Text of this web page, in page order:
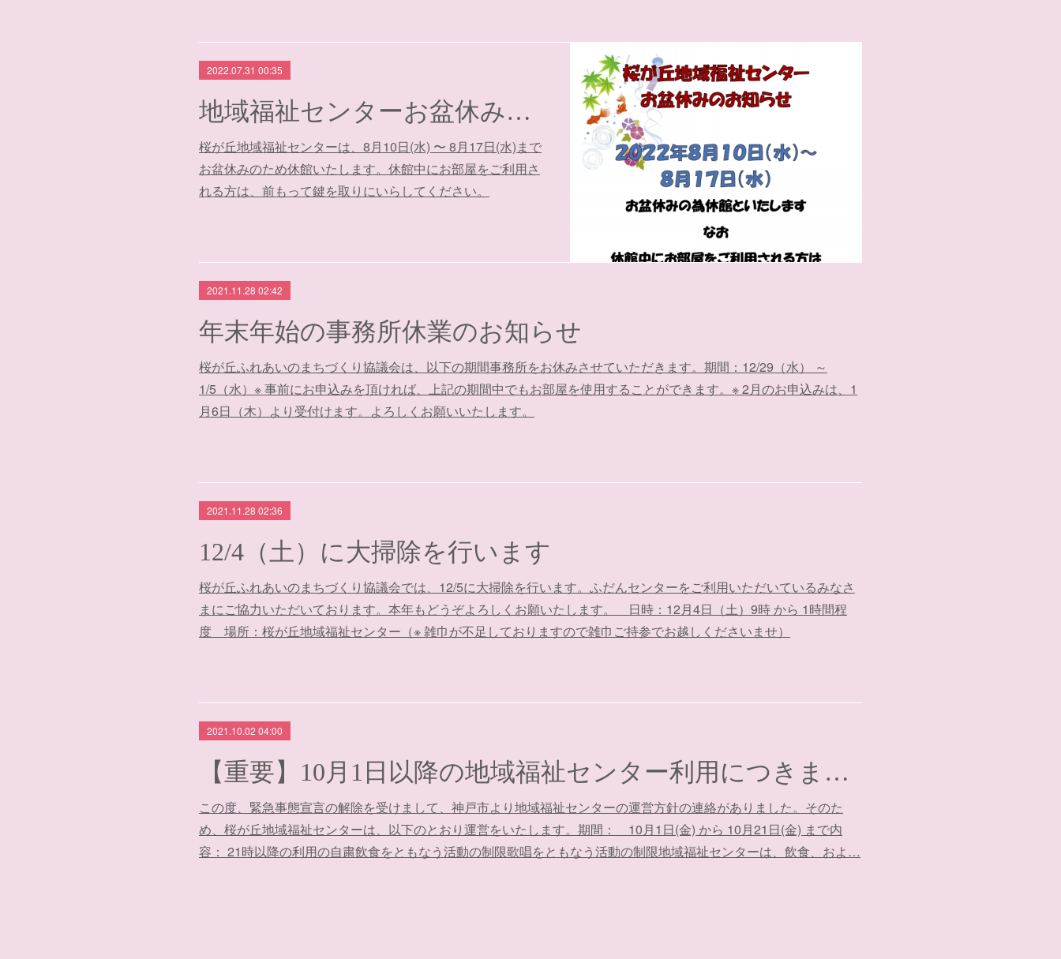
2022.07.31 00:35
地域福祉センターお盆休みのお知らせ
桜が丘地域福祉センターは、8月10日(水) 〜 8月17日(水)まで
お盆休みのため休館いたします。休館中にお部屋をご利用さ
れる方は、前もって鍵を取りにいらしてください。
2021.11.28 02:42
年末年始の事務所休業のお知らせ
桜が丘ふれあいのまちづくり協議会は、以下の期間事務所をお休みさせていただきます。期間：12/29（水） ～
1/5（水）※ 事前にお申込みを頂ければ、上記の期間中でもお部屋を使用することができます。※ 2月のお申込みは、1
月6日（木）より受付けます。よろしくお願いいたします。
2021.11.28 02:36
12/4（土）に大掃除を行います
桜が丘ふれあいのまちづくり協議会では、12/5に大掃除を行います。ふだんセンターをご利用いただいているみなさ
まにご協力いただいております。本年もどうぞよろしくお願いたします。 日時：12月4日（土）9時 から 1時間程
度 場所：桜が丘地域福祉センター（※ 雑巾が不足しておりますので雑巾ご持参でお越しくださいませ）
2021.10.02 04:00
【重要】10月1日以降の地域福祉センター利用につきまして
この度、緊急事態宣言の解除を受けまして、神戸市より地域福祉センターの運営方針の連絡がありました。そのた
め、桜が丘地域福祉センターは、以下のとおり運営をいたします。期間： 10月1日(金) から 10月21日(金) まで内
容： 21時以降の利用の自粛飲食をともなう活動の制限歌唱をともなう活動の制限地域福祉センターは、飲食、およ…